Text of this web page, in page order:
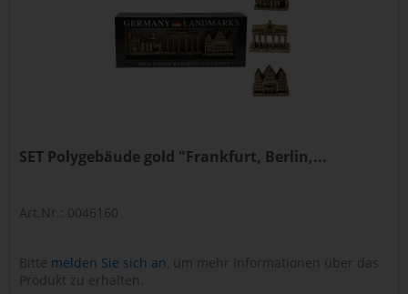
SET Polygebäude gold "Frankfurt, Berlin,...
Art.Nr.: 0046160
Bitte melden Sie sich an, um mehr Informationen über das
Produkt zu erhalten.